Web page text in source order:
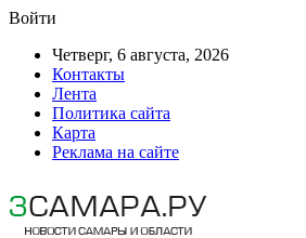
Войти
Четверг, 6 августа, 2026
Контакты
Лента
Политика сайта
Карта
Реклама на сайте